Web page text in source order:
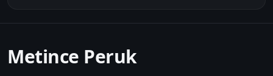
Metince Peruk